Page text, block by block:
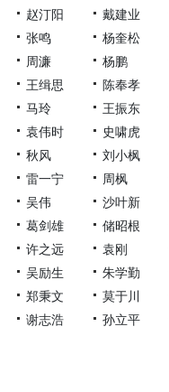
赵汀阳
戴建业
张鸣
杨奎松
周濂
杨鹏
王缉思
陈奉孝
马玲
王振东
袁伟时
史啸虎
秋风
刘小枫
雷一宁
周枫
吴伟
沙叶新
葛剑雄
储昭根
许之远
袁刚
吴励生
朱学勤
郑秉文
莫于川
谢志浩
孙立平